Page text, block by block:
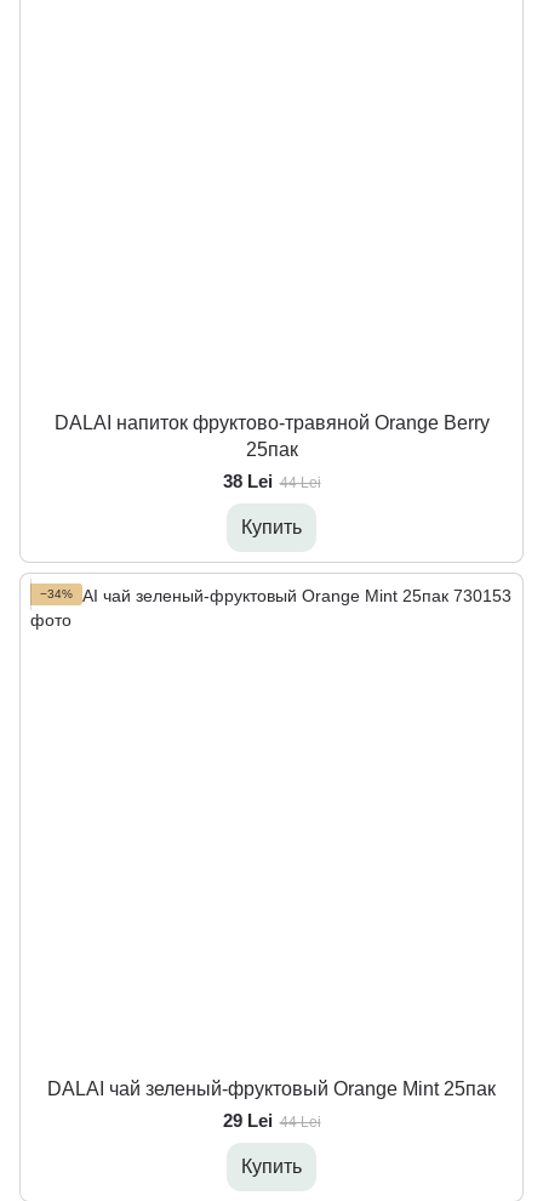
DALAI напиток фруктово-травяной Orange Berry
25пак
38 Lei 44 Lei
Купить
−34%
DALAI чай зеленый-фруктовый Orange Mint 25пак
29 Lei 44 Lei
Купить